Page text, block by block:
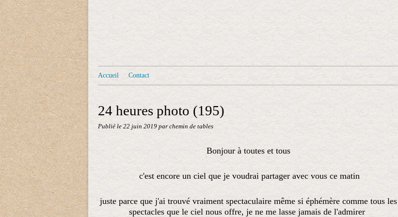
Accueil Contact
24 heures photo (195)
Publié le 22 juin 2019 par chemin de tables
Bonjour à toutes et tous
c'est encore un ciel que je voudrai partager avec vous ce matin
juste parce que j'ai trouvé vraiment spectaculaire même si éphémère comme tous les
spectacles que le ciel nous offre, je ne me lasse jamais de l'admirer